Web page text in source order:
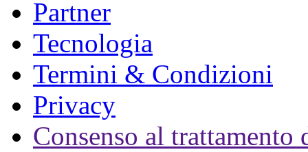
Partner
Tecnologia
Termini & Condizioni
Privacy
Consenso al trattamento